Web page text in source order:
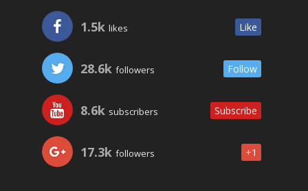
1.5k likes Like
28.6k followers Follow
8.6k subscribers Subscribe
17.3k followers +1